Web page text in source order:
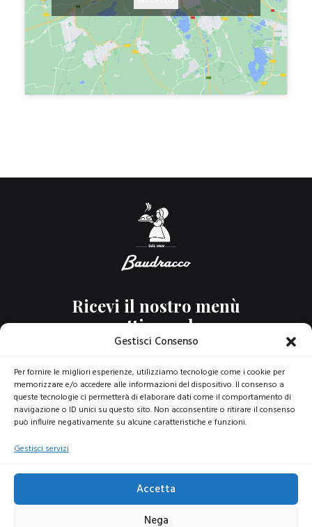
Gestisci Consenso
Per fornire le migliori esperienze, utilizziamo tecnologie come i cookie per
memorizzare e/o accedere alle informazioni del dispositivo. Il consenso a
queste tecnologie ci permetterà di elaborare dati come il comportamento di
navigazione o ID unici su questo sito. Non acconsentire o ritirare il consenso
può influire negativamente su alcune caratteristiche e funzioni.
Gestisci servizi
Accetta
Nega
Ricevi il nostro menù
settimanale
© 2026 Baudracco Gastronomia | All rights reserved |
P.iva 07789620015 |